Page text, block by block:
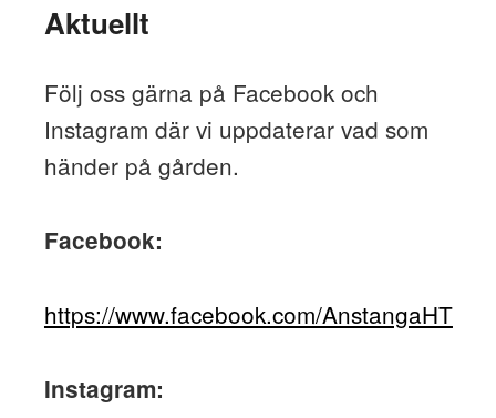
KÖTTLÅDOR
AKTUELLT
Aktuellt
Följ oss gärna på Facebook och
Instagram där vi uppdaterar vad som
händer på gården.
Facebook:
https://www.facebook.com/AnstangaHT
Instagram: